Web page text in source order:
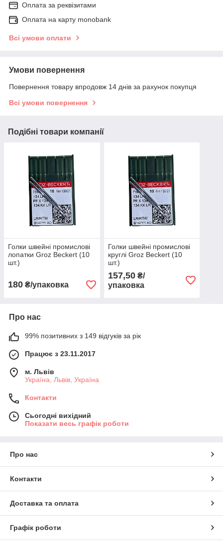
Оплата за реквізитами
Оплата на карту monobank
Всі умови оплати
Умови повернення
Повернення товару впродовж 14 днів за рахунок покупця
Всі умови повернення
Подібні товари компанії
Голки швейні промислові
лопатки Groz Beckert (10
шт.)
180 ₴/упаковка
Голки швейні промислові
круглі Groz Beckert (10
шт.)
157,50₴/
упаковка
Про нас
99% позитивних з 149 відгуків за рік
Працює з 23.11.2017
м. Львів
Україна, Львів, Україна
Контакти
Сьогодні вихідний
Показати весь графік роботи
Про нас
Контакти
Доставка та оплата
Графік роботи